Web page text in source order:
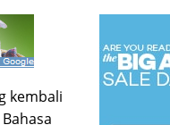
kembali